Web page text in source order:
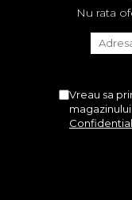
Nu rata
Vreau sa